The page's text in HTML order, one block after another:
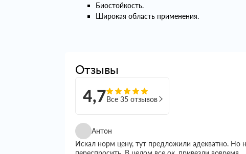
Биостойкость.
Широкая область применения.
Отзывы
4,7Все 35 отзывов
Антон
Искал норм цену, тут предложили адекватно. Но